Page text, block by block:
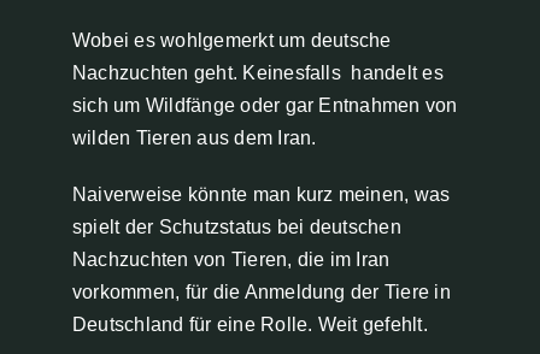
Wobei es wohlgemerkt um deutsche
Nachzuchten geht. Keinesfalls handelt es
sich um Wildfänge oder gar Entnahmen von
wilden Tieren aus dem Iran.
Naiverweise könnte man kurz meinen, was
spielt der Schutzstatus bei deutschen
Nachzuchten von Tieren, die im Iran
vorkommen, für die Anmeldung der Tiere in
Deutschland für eine Rolle. Weit gefehlt.